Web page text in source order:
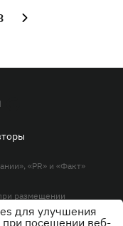
«PR» и «Факт»
размещении
для улучшения
при посещении веб-